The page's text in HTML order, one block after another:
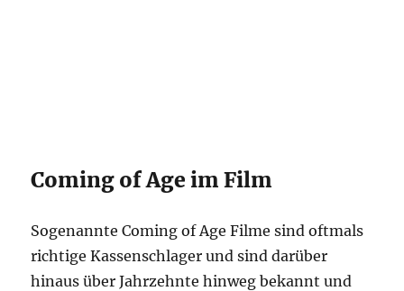
Coming of Age im Film
Sogenannte Coming of Age Filme sind oftmals
richtige Kassenschlager und sind darüber
hinaus über Jahrzehnte hinweg bekannt und